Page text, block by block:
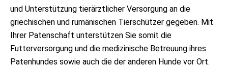
und Unterstützung tierärztlicher Versorgung an die
griechischen und rumänischen Tierschützer gegeben. Mit
Ihrer Patenschaft unterstützen Sie somit die
Futterversorgung und die medizinische Betreuung ihres
Patenhundes sowie auch die der anderen Hunde vor Ort.